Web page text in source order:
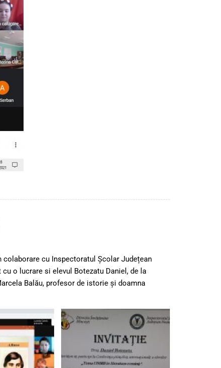
cu Inspectoratul Școlar Județean
o lucrare si elevul Botezatu Daniel, de la
Balău, profesor de istorie și doamna